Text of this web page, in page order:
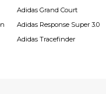
Adidas Grand Court
Adidas Response Super 3.0
Adidas Tracefinder